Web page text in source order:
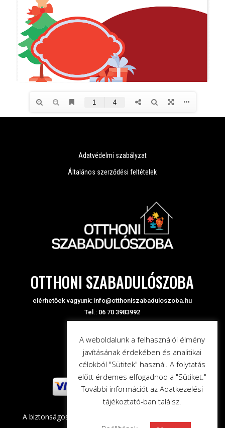
Adatvédelmi szabályzat
Általános szerződési feltételek
OTTHONI SZABADULÓSZOBA
elérhetőek vagyunk: info@otthoniszabaduloszoba.hu
Tel.: 06 70 3983992
A biztonságos online fizetést a Paylike biztosítja!
A weboldalunk a felhasználói élmény
javításának érdekében és analitikai
célokból "Sütitek" használ. A folytatás
előtt érdemes elfogadnod a "Sütiket."
További információt az Adatkezelési
tájékoztató-ban találsz.